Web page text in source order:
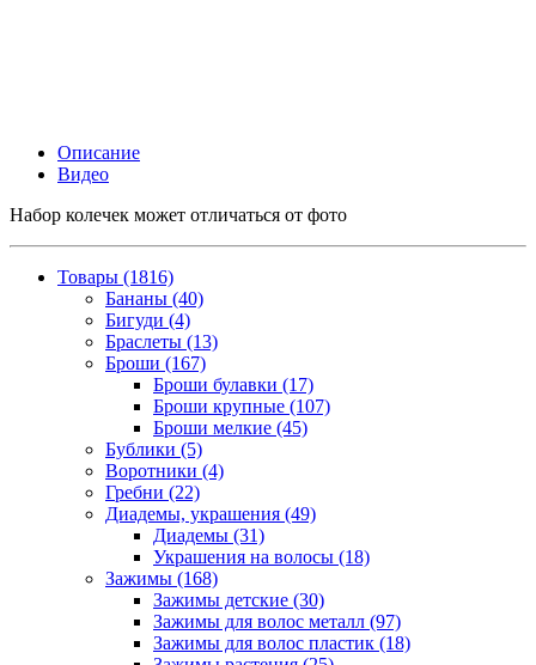
Описание
Видео
Набор колечек может отличаться от фото
Товары (1816)
Бананы (40)
Бигуди (4)
Браслеты (13)
Броши (167)
Броши булавки (17)
Броши крупные (107)
Броши мелкие (45)
Бублики (5)
Воротники (4)
Гребни (22)
Диадемы, украшения (49)
Диадемы (31)
Украшения на волосы (18)
Зажимы (168)
Зажимы детские (30)
Зажимы для волос металл (97)
Зажимы для волос пластик (18)